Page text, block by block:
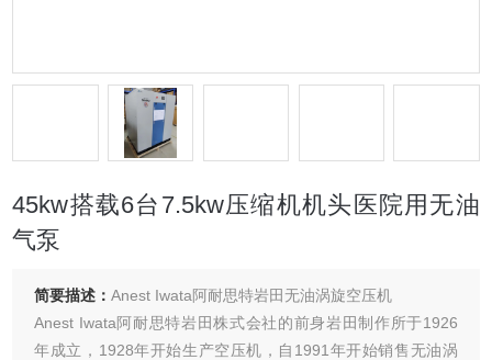
45kw搭载6台7.5kw压缩机机头医院用无油
气泵
简要描述：Anest Iwata阿耐思特岩田无油涡旋空压机
Anest Iwata阿耐思特岩田株式会社的前身岩田制作所于1926
年成立，1928年开始生产空压机，自1991年开始销售无油涡